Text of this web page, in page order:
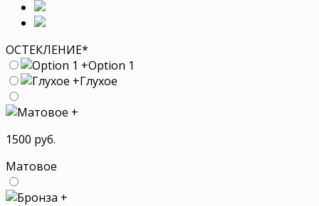
ОСТЕКЛЕНИЕ*
+Option 1
+Глухое
+
1500 руб.
Матовое
+